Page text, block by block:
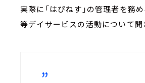
実際に「はぴねす」の管理者を務
等デイサービスの活動について聞